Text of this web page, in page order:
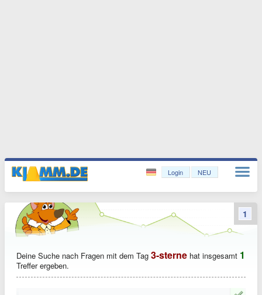
Login NEU
Deine Suche nach Fragen mit dem Tag 3-sterne hat insgesamt 1
Treffer ergeben.
1